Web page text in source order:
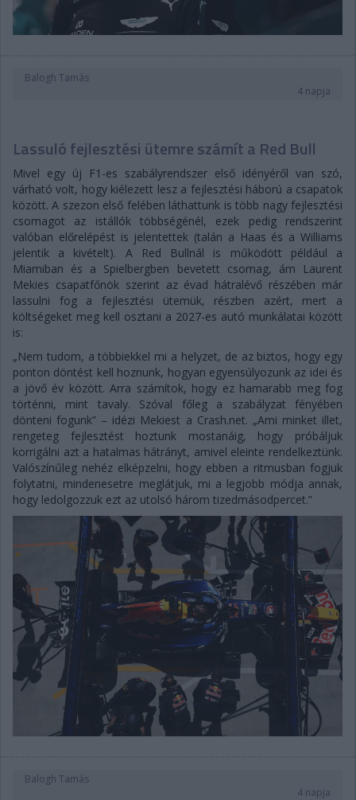
Balogh Tamás
4 napja
Lassuló fejlesztési ütemre számít a Red Bull
Mivel egy új F1-es szabályrendszer első idényéről van szó,
várható volt, hogy kiélezett lesz a fejlesztési háború a csapatok
között. A szezon első felében láthattunk is több nagy fejlesztési
csomagot az istállók többségénél, ezek pedig rendszerint
valóban előrelépést is jelentettek (talán a Haas és a Williams
jelentik a kivételt). A Red Bullnál is működött például a
Miamiban és a Spielbergben bevetett csomag, ám Laurent
Mekies csapatfőnök szerint az évad hátralévő részében már
lassulni fog a fejlesztési ütemük, részben azért, mert a
költségeket meg kell osztani a 2027-es autó munkálatai között
is:
„Nem tudom, a többiekkel mi a helyzet, de az biztos, hogy egy
ponton döntést kell hoznunk, hogyan egyensúlyozunk az idei és
a jövő év között. Arra számítok, hogy ez hamarabb meg fog
történni, mint tavaly. Szóval főleg a szabályzat fényében
dönteni fogunk” – idézi Mekiest a Crash.net. „Ami minket illet,
rengeteg fejlesztést hoztunk mostanáig, hogy próbáljuk
korrigálni azt a hatalmas hátrányt, amivel eleinte rendelkeztünk.
Valószínűleg nehéz elképzelni, hogy ebben a ritmusban fogjuk
folytatni, mindenesetre meglátjuk, mi a legjobb módja annak,
hogy ledolgozzuk ezt az utolsó három tizedmásodpercet.”
Balogh Tamás
4 napja